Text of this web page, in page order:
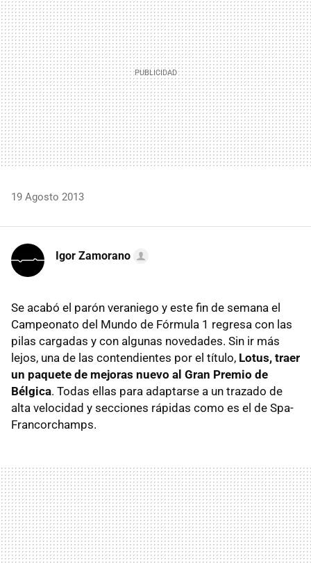
19 Agosto 2013
Igor Zamorano
Se acabó el parón veraniego y este fin de semana el
Campeonato del Mundo de Fórmula 1 regresa con las
pilas cargadas y con algunas novedades. Sin ir más
lejos, una de las contendientes por el título, Lotus, traer
un paquete de mejoras nuevo al Gran Premio de
Bélgica. Todas ellas para adaptarse a un trazado de
alta velocidad y secciones rápidas como es el de Spa-
Francorchamps.